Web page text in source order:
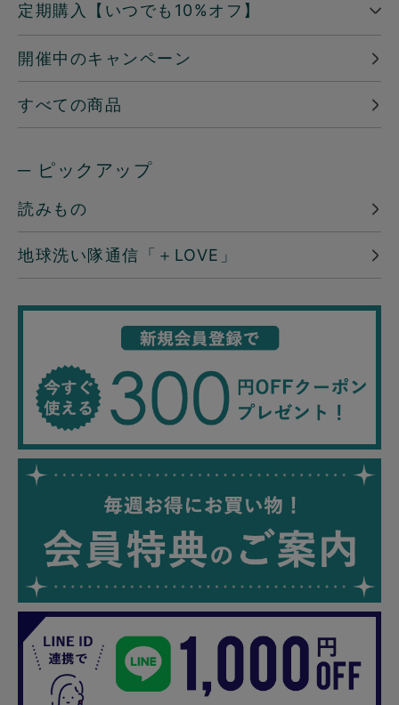
定期購入【いつでも10%オフ】
開催中のキャンペーン
すべての商品
─ ピックアップ
読みもの
地球洗い隊通信「＋LOVE」